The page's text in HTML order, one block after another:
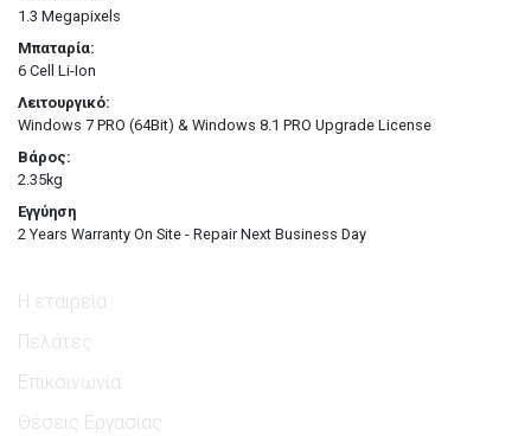
1.3 Megapixels
Μπαταρία:
6 Cell Li-Ion
Λειτουργικό:
Windows 7 PRO (64Bit) & Windows 8.1 PRO Upgrade License
Βάρος:
2.35kg
Εγγύηση
2 Years Warranty On Site - Repair Next Business Day
Η εταιρεία
Πελάτες
Επικοινωνία
Θέσεις Εργασίας